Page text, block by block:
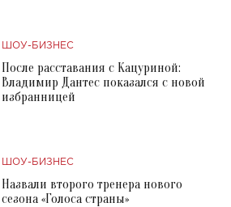
ШОУ-БИЗНЕС
После расставания с Кацуриной:
Владимир Дантес показался с новой
избранницей
ШОУ-БИЗНЕС
Назвали второго тренера нового
сезона «Голоса страны»